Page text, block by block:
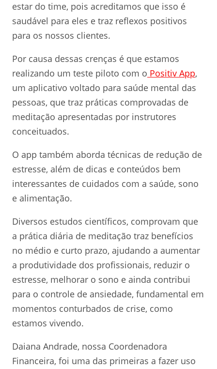
estar do time, pois acreditamos que isso é
saudável para eles e traz reflexos positivos
para os nossos clientes.
Por causa dessas crenças é que estamos
realizando um teste piloto com o Positiv App,
um aplicativo voltado para saúde mental das
pessoas, que traz práticas comprovadas de
meditação apresentadas por instrutores
conceituados.
O app também aborda técnicas de redução de
estresse, além de dicas e conteúdos bem
interessantes de cuidados com a saúde, sono
e alimentação.
Diversos estudos científicos, comprovam que
a prática diária de meditação traz benefícios
no médio e curto prazo, ajudando a aumentar
a produtividade dos profissionais, reduzir o
estresse, melhorar o sono e ainda contribui
para o controle de ansiedade, fundamental em
momentos conturbados de crise, como
estamos vivendo.
Daiana Andrade, nossa Coordenadora
Financeira, foi uma das primeiras a fazer uso